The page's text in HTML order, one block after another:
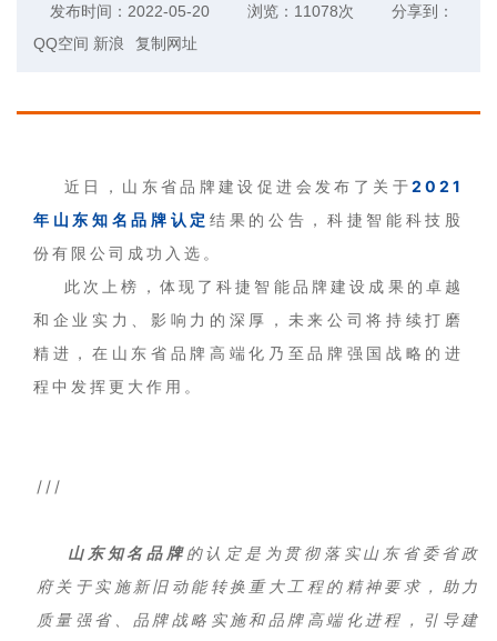
发布时间：2022-05-20 浏览：11078次
分享到：
QQ空间 新浪 复制网址
近日，山东省品牌建设促进会发布了关于2021
年山东知名品牌认定 结果的公告，科捷智能科技股
份有限公司成功入选。
此次上榜，体现了科捷智能品牌建设成果的卓越
和企业实力、影响力的深厚，未来公司将持续打磨
精进，在山东省品牌高端化乃至品牌强国战略的进
程中发挥更大作用。
///
山东知名品牌的认定是 为贯彻落实山东省委省政
府关于实施新旧动能转换重大工程的精神要求，助力
质量强省、品牌战略实施和品牌高端化进程，引导建